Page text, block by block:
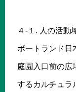
４-１. 人の活動
ポートランド日
庭園入口前の広
するカルチュラ